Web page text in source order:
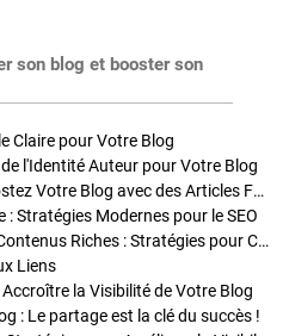
son blog et booster son
Claire pour Votre Blog
l'Identité Auteur pour Votre Blog
Stratégies de Publication : Boostez Votre Blog avec des Articles Fréquents et Exclusifs
: Stratégies Modernes pour le SEO
Enrichir Vos Articles avec des Contenus Riches : Stratégies pour Captiver et Optimiser
Liens
la Visibilité de Votre Blog
: Le partage est la clé du succès !